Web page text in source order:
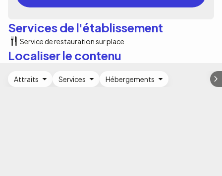
Services de l'établissement
Service de restauration sur place
Localiser le contenu
Attraits Services Hébergements